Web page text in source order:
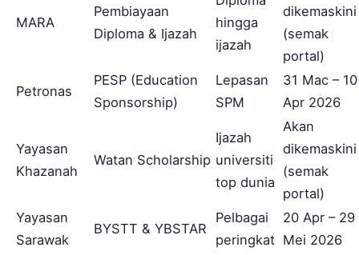
MARA
Pembiayaan
Diploma & Ijazah
hingga
ijazah
dikemaskini
(semak
portal)
Petronas
PESP (Education
Sponsorship)
Lepasan
SPM
31 Mac – 10
Apr 2026
Yayasan
Khazanah
Watan Scholarship
Ijazah
universiti
top dunia
Akan
dikemaskini
(semak
portal)
Yayasan
Sarawak
BYSTT & YBSTAR
Pelbagai
peringkat
20 Apr – 29
Mei 2026